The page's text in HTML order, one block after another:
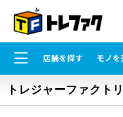
店舗を探す モノを
トレジャーファクト